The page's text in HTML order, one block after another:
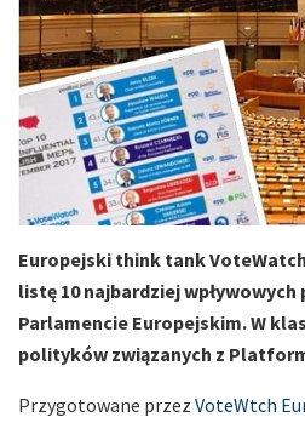
Europejski think tank
listę 10 najbardziej wpływowych
Parlamencie Europejskim. W
polityków związanych z
Przygotowane przez VoteWtch